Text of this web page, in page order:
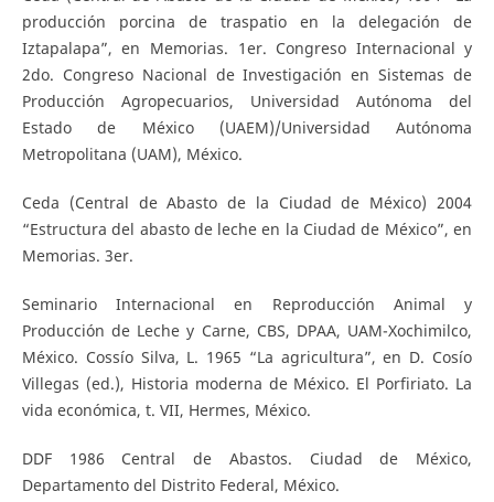
producción porcina de traspatio en la delegación de
Iztapalapa”, en Memorias. 1er. Congreso Internacional y
2do. Congreso Nacional de Investigación en Sistemas de
Producción Agropecuarios, Universidad Autónoma del
Estado de México (UAEM)/Universidad Autónoma
Metropolitana (UAM), México.
Ceda (Central de Abasto de la Ciudad de México) 2004
“Estructura del abasto de leche en la Ciudad de México”, en
Memorias. 3er.
Seminario Internacional en Reproducción Animal y
Producción de Leche y Carne, CBS, DPAA, UAM-Xochimilco,
México. Cossío Silva, L. 1965 “La agricultura”, en D. Cosío
Villegas (ed.), Historia moderna de México. El Porfiriato. La
vida económica, t. VII, Hermes, México.
DDF 1986 Central de Abastos. Ciudad de México,
Departamento del Distrito Federal, México.